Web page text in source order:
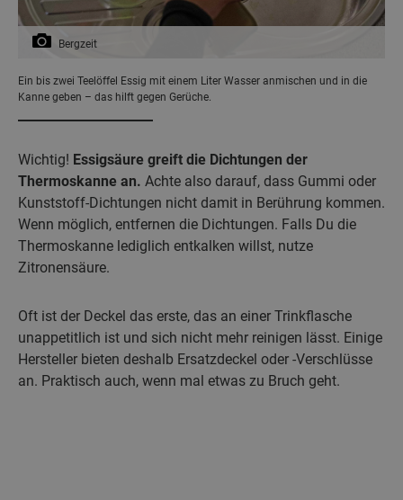
Bergzeit
Ein bis zwei Teelöffel Essig mit einem Liter Wasser anmischen und in die
Kanne geben – das hilft gegen Gerüche.
Wichtig! Essigsäure greift die Dichtungen der
Thermoskanne an. Achte also darauf, dass Gummi oder
Kunststoff-Dichtungen nicht damit in Berührung kommen.
Wenn möglich, entfernen die Dichtungen. Falls Du die
Thermoskanne lediglich entkalken willst, nutze
Zitronensäure.
Oft ist der Deckel das erste, das an einer Trinkflasche
unappetitlich ist und sich nicht mehr reinigen lässt. Einige
Hersteller bieten deshalb Ersatzdeckel oder -Verschlüsse
an. Praktisch auch, wenn mal etwas zu Bruch geht.